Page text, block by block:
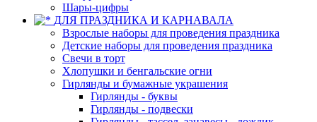
Шары-цифры
ДЛЯ ПРАЗДНИКА И КАРНАВАЛА
Взрослые наборы для проведения праздника
Детские наборы для проведения праздника
Свечи в торт
Хлопушки и бенгальские огни
Гирлянды и бумажные украшения
Гирлянды - буквы
Гирлянды - подвески